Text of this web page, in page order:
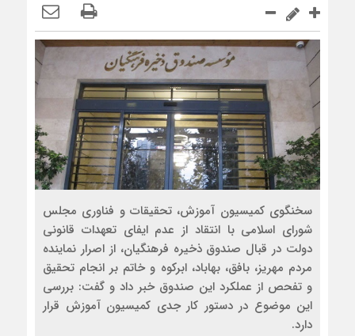
سخنگوی کمیسیون آموزش، تحقیقات و فناوری مجلس
شورای اسلامی با انتقاد از عدم ایفای تعهدات قانونی
دولت در قبال صندوق ذخیره فرهنگیان، از اصرار نماینده
مردم مهریز، بافق، بهاباد، ابرکوه و خاتم بر انجام تحقیق
و تفحص از عملکرد این صندوق خبر داد و گفت: بررسی
این موضوع در دستور کار جدی کمیسیون آموزش قرار
دارد.